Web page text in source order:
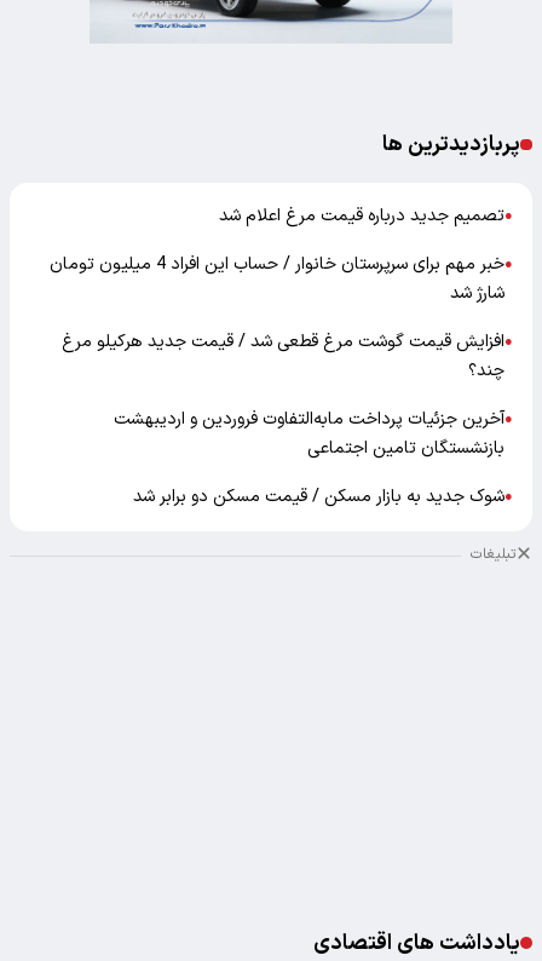
پربازدیدترین ها
●تصمیم جدید درباره قیمت مرغ اعلام شد
●
خبر مهم برای سرپرستان خانوار / حساب این افراد 4 میلیون تومان
شارژ شد
●افزایش قیمت گوشت مرغ قطعی شد / قیمت جدید هرکیلو مرغ
چند؟
●آخرین جزئیات پرداخت مابه‌التفاوت فروردین و اردیبهشت
بازنشستگان تامین اجتماعی
●شوک جدید به بازار مسکن / قیمت مسکن دو برابر شد
تبلیغات
یادداشت های اقتصادی